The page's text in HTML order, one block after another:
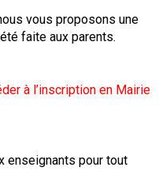
vous proposons une
faite aux parents.
à l’inscription en Mairie
enseignants pour tout